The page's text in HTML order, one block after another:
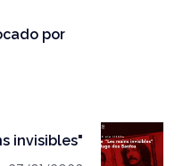
por
invisibles"